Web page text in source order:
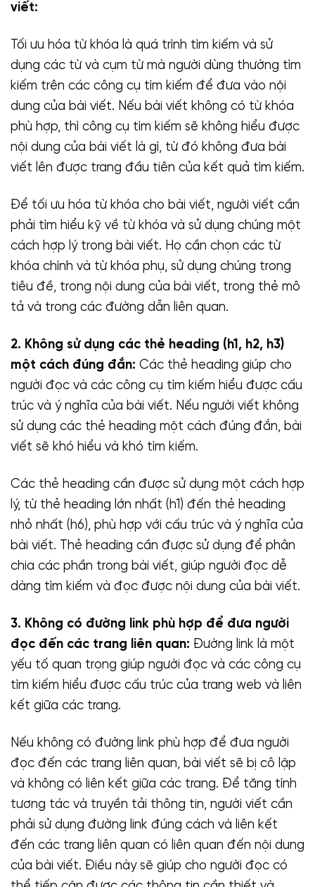
viết:
Tối ưu hóa từ khóa là quá trình tìm kiếm và sử
dụng các từ và cụm từ mà người dùng thường tìm
kiếm trên các công cụ tìm kiếm để đưa vào nội
dung của bài viết. Nếu bài viết không có từ khóa
phù hợp, thì công cụ tìm kiếm sẽ không hiểu được
nội dung của bài viết là gì, từ đó không đưa bài
viết lên được trang đầu tiên của kết quả tìm kiếm.
Để tối ưu hóa từ khóa cho bài viết, người viết cần
phải tìm hiểu kỹ về từ khóa và sử dụng chúng một
cách hợp lý trong bài viết. Họ cần chọn các từ
khóa chính và từ khóa phụ, sử dụng chúng trong
tiêu đề, trong nội dung của bài viết, trong thẻ mô
tả và trong các đường dẫn liên quan.
2. Không sử dụng các thẻ heading (h1, h2, h3)
một cách đúng đắn: Các thẻ heading giúp cho
người đọc và các công cụ tìm kiếm hiểu được cấu
trúc và ý nghĩa của bài viết. Nếu người viết không
sử dụng các thẻ heading một cách đúng đắn, bài
viết sẽ khó hiểu và khó tìm kiếm.
Các thẻ heading cần được sử dụng một cách hợp
lý, từ thẻ heading lớn nhất (h1) đến thẻ heading
nhỏ nhất (h6), phù hợp với cấu trúc và ý nghĩa của
bài viết. Thẻ heading cần được sử dụng để phân
chia các phần trong bài viết, giúp người đọc dễ
dàng tìm kiếm và đọc được nội dung của bài viết.
3. Không có đường link phù hợp để đưa người
đọc đến các trang liên quan: Đường link là một
yếu tố quan trọng giúp người đọc và các công cụ
tìm kiếm hiểu được cấu trúc của trang web và liên
kết giữa các trang.
Nếu không có đường link phù hợp để đưa người
đọc đến các trang liên quan, bài viết sẽ bị cô lập
và không có liên kết giữa các trang. Để tăng tính
tương tác và truyền tải thông tin, người viết cần
phải sử dụng đường link đúng cách và liên kết
đến các trang liên quan có liên quan đến nội dung
của bài viết. Điều này sẽ giúp cho người đọc có